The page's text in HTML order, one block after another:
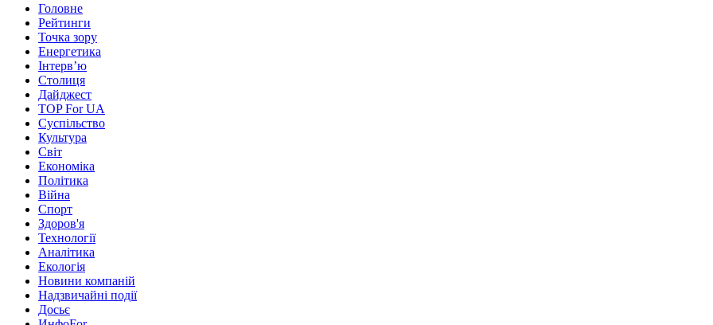
Головне
Рейтинги
Точка зору
Енергетика
Інтерв’ю
Столиця
Дайджест
TOP For UA
Суспiльство
Культура
Світ
Економіка
Політика
Війна
Спорт
Здоров'я
Технології
Аналітика
Екологія
Новини компаній
Надзвичайні події
Досьє